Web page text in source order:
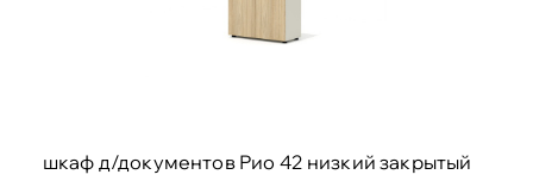
шкаф д/документов Рио 42 низкий закрытый